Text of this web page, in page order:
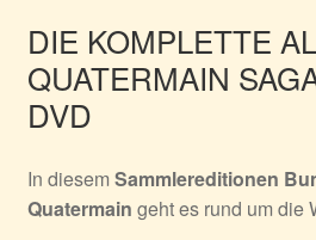
DIE KOMPLETTE
QUATERMAIN
DVD
In diesem Sammlereditionen
Quatermain geht es rund um die